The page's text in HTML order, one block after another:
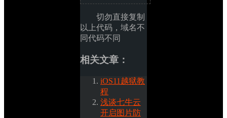
切勿直接复制
以上代码，域名不
同代码不同
相关文章：
iOS11越狱教
程
浅谈七牛云
开启图片防